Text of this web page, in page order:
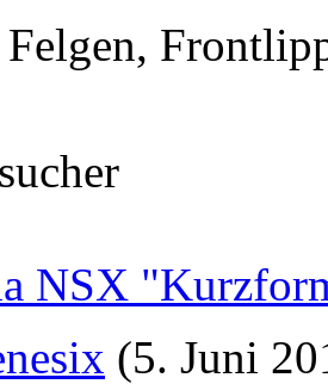
Felgen,
NSX
(5. Juni